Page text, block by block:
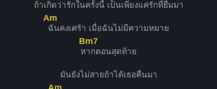
ถ้าเกิดว่ารักในครั้งนี้ เป็นเพียงแค่รักที่ยืมมา
Am
ฉันคงเศร้า เมื่อฉันไม่มีความหมาย
ห
Bm7
ากตอนสุดท้าย
มันยังไม่สายถ้าได้เธอคืนมา